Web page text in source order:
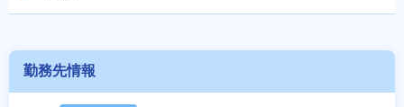
勤務先情報